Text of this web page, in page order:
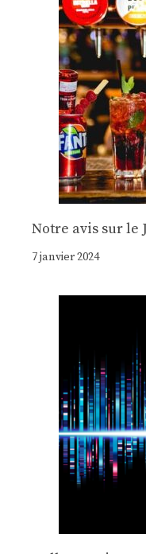
Notre avis sur le
7 janvier 2024